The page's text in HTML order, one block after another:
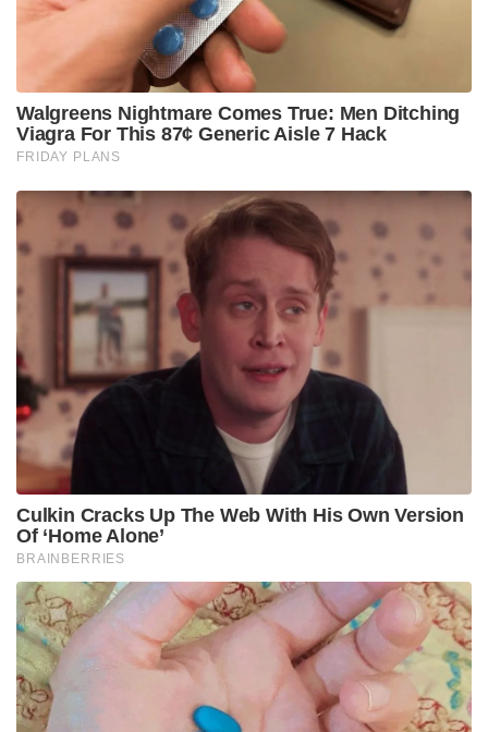
പ്രയ്തനത്തെയും പ്രശംസിച്ചുകൊണ്ട് പ്രധാനമന്ത്രി
പറഞ്ഞു.
അതേസമയം സുനിത വില്യംസ് 62 മണിക്കൂർ
ബഹിരാകാശത്ത് നടന്ന ഒരു വനിത
ബഹിരാകാശയാത്രിക എന്ന റെക്കോർഡും അവർ
pm modi
sunita williams
PM Modi on 'trailblazer' Sunita Williams's homecoming